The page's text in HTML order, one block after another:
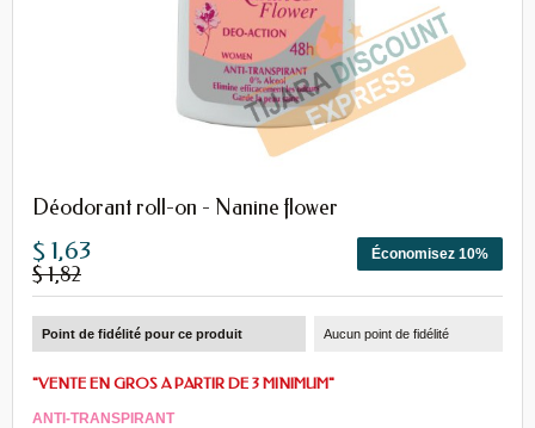
Déodorant roll-on - Nanine flower
Économisez 10%
$ 1,63
$ 1,82
Point de fidélité pour ce produit Aucun point de fidélité
"VENTE EN GROS A PARTIR DE 3 MINIMUM"
ANTI-TRANSPIRANT